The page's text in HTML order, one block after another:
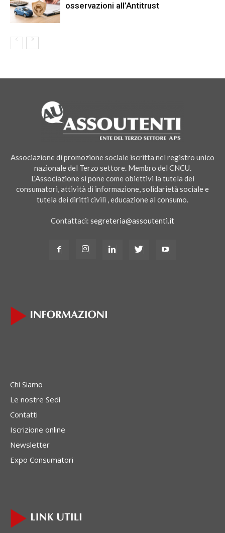
osservazioni all’Antitrust
Associazione di promozione sociale iscritta nel registro unico
nazionale del Terzo settore. Membro del CNCU.
L'Associazione si pone come obiettivi la tutela dei
consumatori, attività di informazione, solidarietà sociale e
tutela dei diritti civili , educazione al consumo.
Contattaci: segreteria@assoutenti.it
Chi Siamo
Le nostre Sedi
Contatti
Iscrizione online
Newsletter
Expo Consumatori